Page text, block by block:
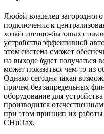
Любой владелец
подключения к
хозяйственно-бытовых
устройства эффективной
этом система сможет
на выходе будет получаться
может показаться чем-то из
Однако сегодня такая
причем без запредельных
оборудование для
производится
при этом принцип их работы
СНиПах.